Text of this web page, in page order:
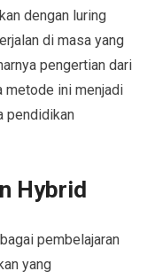
dengan luring
di masa yang
pengertian dari
metode ini menjadi
pendidikan
Hybrid
pembelajaran
yang